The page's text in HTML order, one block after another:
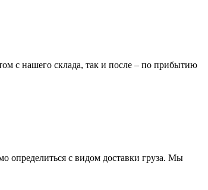
с нашего склада, так и после – по прибытию
определиться с видом доставки груза. Мы